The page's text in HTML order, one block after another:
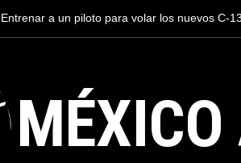
Con 35,900 pasajeros el AIFA está entre los
AICM.